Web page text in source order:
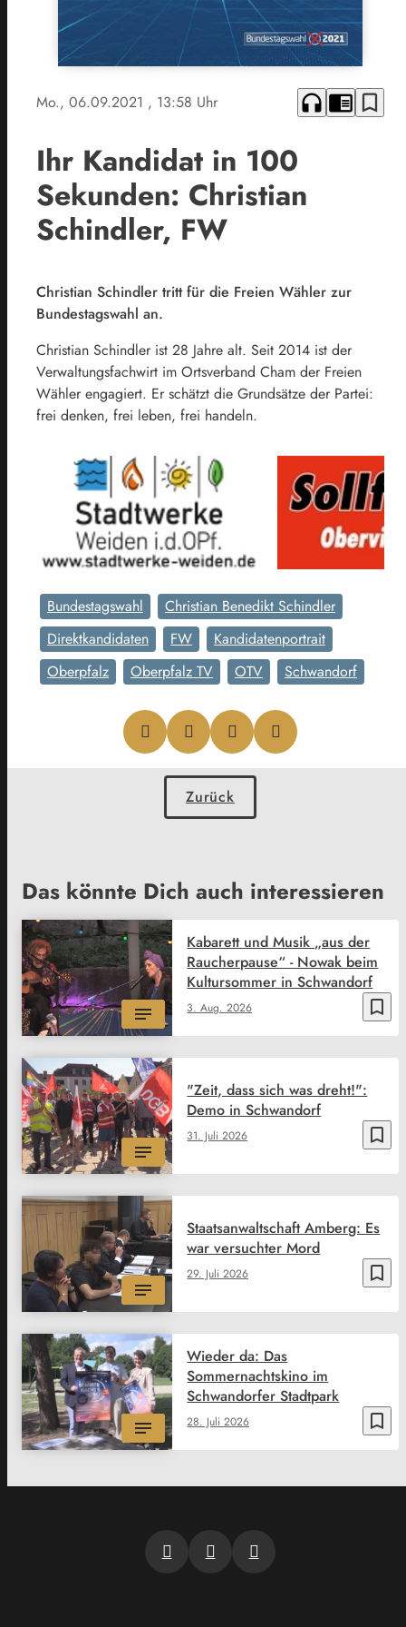
Mo., 06.09.2021 , 13:58 Uhr headphones chrome_reader_mode bookmark_border
Ihr Kandidat in 100
Sekunden: Christian
Schindler, FW
Christian Schindler tritt für die Freien Wähler zur
Bundestagswahl an.
Christian Schindler ist 28 Jahre alt. Seit 2014 ist der
Verwaltungsfachwirt im Ortsverband Cham der Freien
Wähler engagiert. Er schätzt die Grundsätze der Partei:
frei denken, frei leben, frei handeln.
Bundestagswahl
Christian Benedikt Schindler
Direktkandidaten
FW
Kandidatenportrait
Oberpfalz
Oberpfalz TV OTV Schwandorf
Zurück
Das könnte Dich auch interessieren
bookmark_border
3. Aug. 2026
Kabarett und Musik „aus der
Raucherpause“ - Nowak beim
Kultursommer in Schwandorf
bookmark_border
31. Juli 2026
"Zeit, dass sich was dreht!":
Demo in Schwandorf
bookmark_border
29. Juli 2026
Staatsanwaltschaft Amberg: Es
war versuchter Mord
bookmark_border
28. Juli 2026
Wieder da: Das
Sommernachtskino im
Schwandorfer Stadtpark